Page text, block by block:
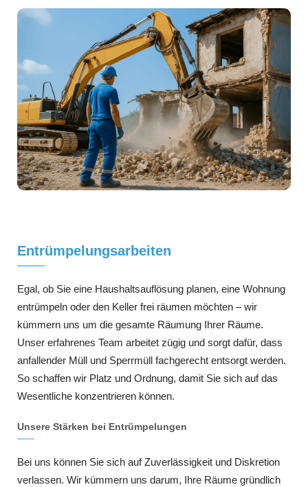
Entrümpelungsarbeiten
Egal, ob Sie eine Haushaltsauflösung planen, eine Wohnung
entrümpeln oder den Keller frei räumen möchten – wir
kümmern uns um die gesamte Räumung Ihrer Räume.
Unser erfahrenes Team arbeitet zügig und sorgt dafür, dass
anfallender Müll und Sperrmüll fachgerecht entsorgt werden.
So schaffen wir Platz und Ordnung, damit Sie sich auf das
Wesentliche konzentrieren können.
Unsere Stärken bei Entrümpelungen
Bei uns können Sie sich auf Zuverlässigkeit und Diskretion
verlassen. Wir kümmern uns darum, Ihre Räume gründlich